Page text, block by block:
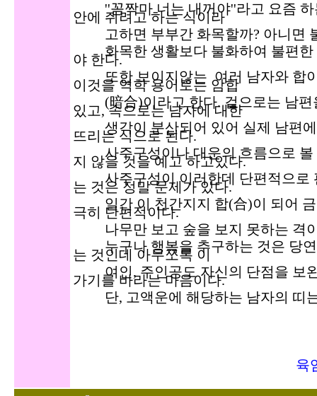
''꼼짝마 너는 내꺼야''라고 요즘 하
안에 쥐려고 하는 식이라
고하면 부부간 화목할까? 아니면
화목한 생활보다 불화하여 불편한
야 한다.
또한 보이지않는 여러 남자와 합이
이것을 역학 용어로는 암합
(暗合)이라고 한다. 겉으로는 남편
있고, 속으로는 남자에 대한
생각이 분산되어 있어 실제 남편에
뜨리는 식으로 된다.
사주구성이나 대운의 흐름으로 볼
지 않을 것을 예고 하고있다.
사주구성이 이러한데 단편적으로
는 것은 정말 문제가 있다.
일간 이 천간지지 합(合)이 되어 금
극히 단편적이다.
나무만 보고 숲을 보지 못하는 격
누구나 행복을 추구하는 것은 당연
는 것인데 아무쪼록 이
여인, 주인공도 자신의 단점을 보완
가기를 바라는 마음이다.
단, 고액운에 해당하는 남자의 띠
육